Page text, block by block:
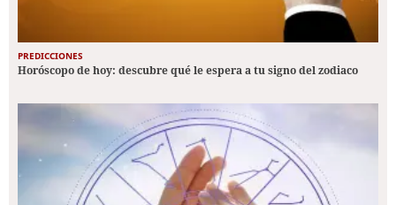
PREDICCIONES
Horóscopo de hoy: descubre qué le espera a tu signo del zodiaco